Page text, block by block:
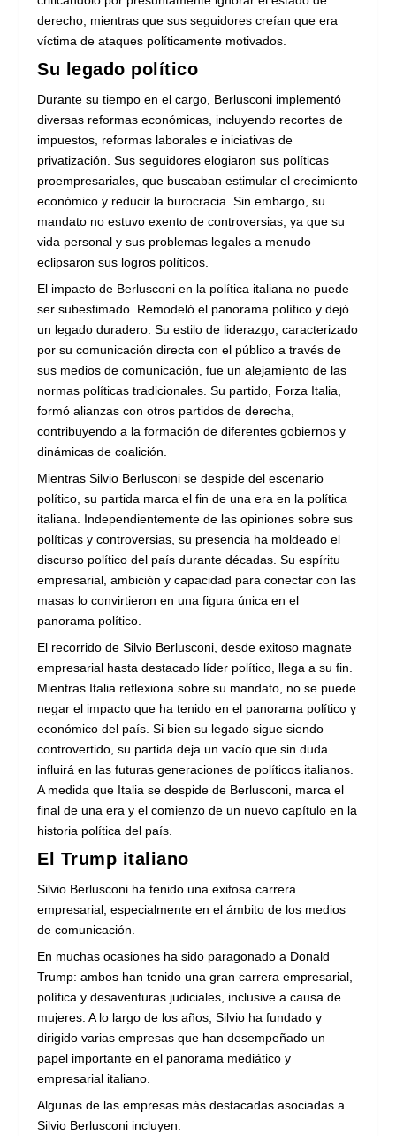
derecho, mientras que sus seguidores creían que era
víctima de ataques políticamente motivados.
Su legado político
Durante su tiempo en el cargo, Berlusconi implementó
diversas reformas económicas, incluyendo recortes de
impuestos, reformas laborales e iniciativas de
privatización. Sus seguidores elogiaron sus políticas
proempresariales, que buscaban estimular el crecimiento
económico y reducir la burocracia. Sin embargo, su
mandato no estuvo exento de controversias, ya que su
vida personal y sus problemas legales a menudo
eclipsaron sus logros políticos.
El impacto de Berlusconi en la política italiana no puede
ser subestimado. Remodeló el panorama político y dejó
un legado duradero. Su estilo de liderazgo, caracterizado
por su comunicación directa con el público a través de
sus medios de comunicación, fue un alejamiento de las
normas políticas tradicionales. Su partido, Forza Italia,
formó alianzas con otros partidos de derecha,
contribuyendo a la formación de diferentes gobiernos y
dinámicas de coalición.
Mientras Silvio Berlusconi se despide del escenario
político, su partida marca el fin de una era en la política
italiana. Independientemente de las opiniones sobre sus
políticas y controversias, su presencia ha moldeado el
discurso político del país durante décadas. Su espíritu
empresarial, ambición y capacidad para conectar con las
masas lo convirtieron en una figura única en el
panorama político.
El recorrido de Silvio Berlusconi, desde exitoso magnate
empresarial hasta destacado líder político, llega a su fin.
Mientras Italia reflexiona sobre su mandato, no se puede
negar el impacto que ha tenido en el panorama político y
económico del país. Si bien su legado sigue siendo
controvertido, su partida deja un vacío que sin duda
influirá en las futuras generaciones de políticos italianos.
A medida que Italia se despide de Berlusconi, marca el
final de una era y el comienzo de un nuevo capítulo en la
historia política del país.
El Trump italiano
Silvio Berlusconi ha tenido una exitosa carrera
empresarial, especialmente en el ámbito de los medios
de comunicación.
En muchas ocasiones ha sido paragonado a Donald
Trump: ambos han tenido una gran carrera empresarial,
política y desaventuras judiciales, inclusive a causa de
mujeres. A lo largo de los años, Silvio ha fundado y
dirigido varias empresas que han desempeñado un
papel importante en el panorama mediático y
empresarial italiano.
Algunas de las empresas más destacadas asociadas a
Silvio Berlusconi incluyen: